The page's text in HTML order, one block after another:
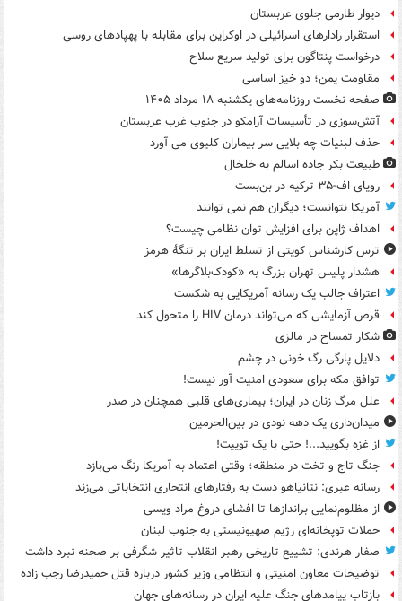
دیوار طارمی جلوی عربستان
استقرار رادارهای اسرائیلی در اوکراین برای مقابله با پهپادهای روسی
درخواست پنتاگون برای تولید سریع سلاح
مقاومت یمن؛ دو خیز اساسی
صفحه نخست روزنامه‌های یکشنبه ۱۸ مرداد ۱۴۰۵
آتش‌سوزی در تأسیسات آرامکو در جنوب غرب عربستان
حذف لبنیات چه بلایی سر بیماران کلیوی می آورد
طبیعت بکر جاده اسالم به خلخال
رویای اف-۳۵ ترکیه در بن‌بست
آمریکا نتوانست؛ دیگران هم نمی توانند
اهداف ژاپن برای افزایش توان نظامی چیست؟
ترس کارشناس کویتی از تسلط ایران بر تنگۀ هرمز
هشدار پلیس تهران بزرگ به «کودک‌بلاگرها»
اعتراف جالب یک رسانه آمریکایی به شکست
قرص آزمایشی که می‌تواند درمان HIV را متحول کند
شکار تمساح در مالزی
دلایل پارگی رگ خونی در چشم
توافق مکه برای سعودی امنیت آور نیست!
علل مرگ زنان در ایران؛ بیماری‌های قلبی همچنان در صدر
میدان‌داری یک دهه نودی در بین‌الحرمین
از غزه بگویید...! حتی با یک توییت!
جنگ تاج و تخت در منطقه؛ وقتی اعتماد به آمریکا رنگ می‌بازد
رسانه عبری: نتانیاهو دست به رفتارهای انتحاری انتخاباتی می‌زند
از مظلوم‌نمایی براندازها تا افشای دروغ مراد ویسی
حملات توپخانه‌ای رژیم صهیونیستی به جنوب لبنان
صفار هرندی: تشییع تاریخی رهبر انقلاب تاثیر شگرفی بر صحنه نبرد داشت
توضیحات معاون امنیتی و انتظامی وزیر کشور درباره قتل حمیدرضا رجب زاده
بازتاب پیامدهای جنگ علیه ایران در رسانه‌های جهان